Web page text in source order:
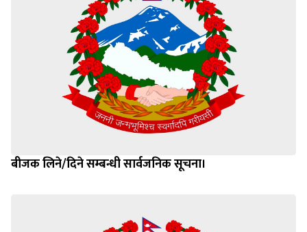
बीजक लिने/दिने सम्बन्धी सार्वजनिक सूचना।